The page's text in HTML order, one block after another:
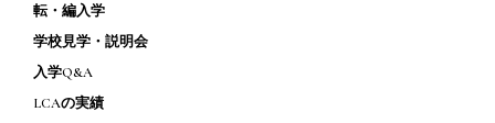
転・編入学
学校見学・説明会
入学Q&A
LCAの実績